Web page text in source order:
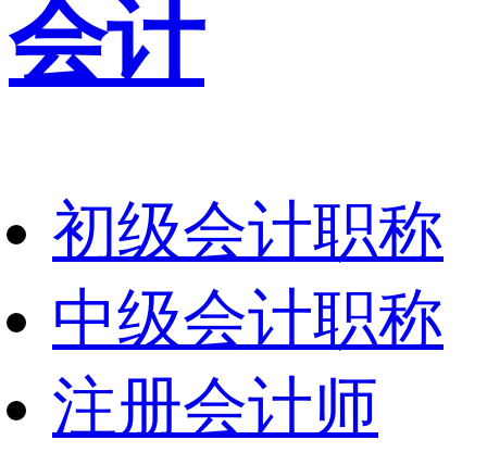
会计
初级会计职称
中级会计职称
注册会计师